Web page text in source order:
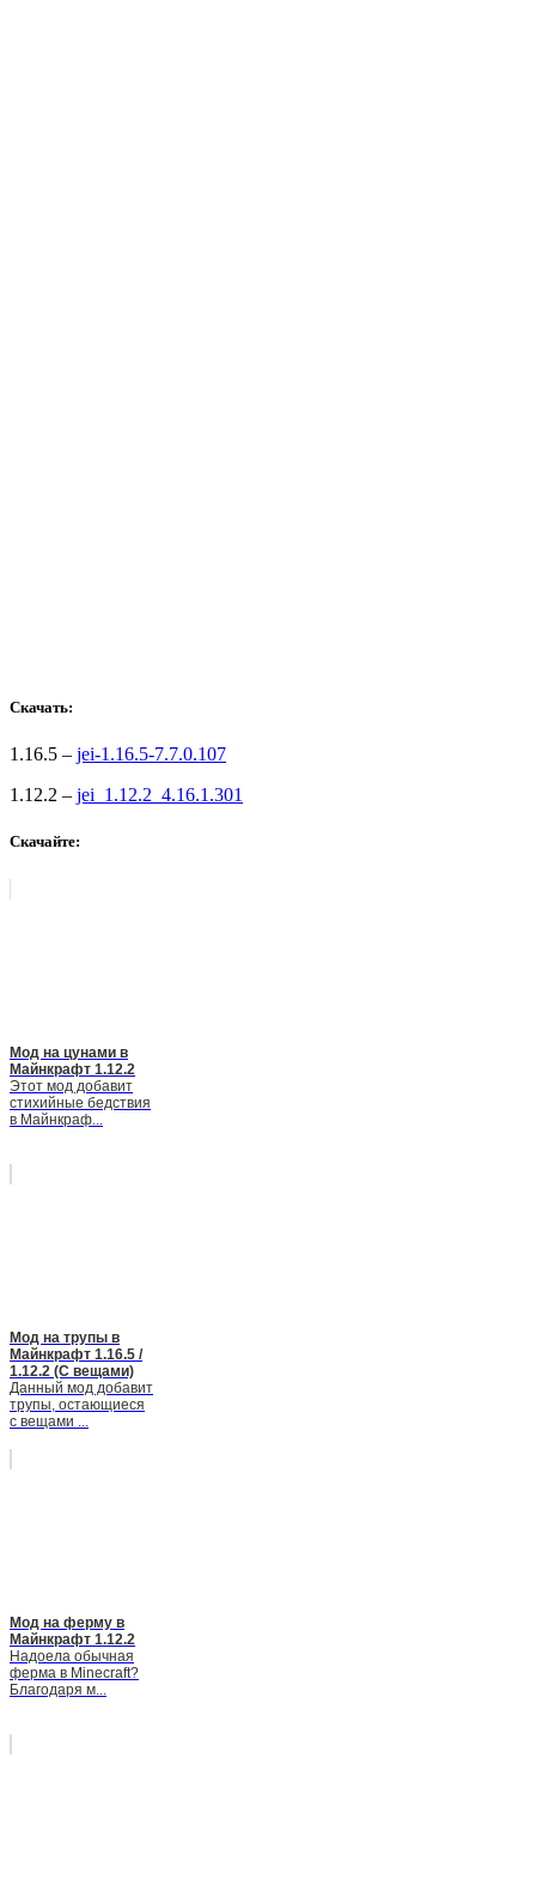
Скачать:
1.16.5 – jei-1.16.5-7.7.0.107
1.12.2 – jei_1.12.2_4.16.1.301
Скачайте:
Мод на цунами в
Майнкрафт 1.12.2
Этот мод добавит
стихийные бедствия
в Майнкраф...
Мод на трупы в
Майнкрафт 1.16.5 /
1.12.2 (С вещами)
Данный мод добавит
трупы, остающиеся
с вещами ...
Мод на ферму в
Майнкрафт 1.12.2
Надоела обычная
ферма в Minecraft?
Благодаря м...